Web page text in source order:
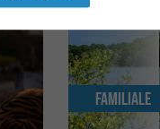
Familiale